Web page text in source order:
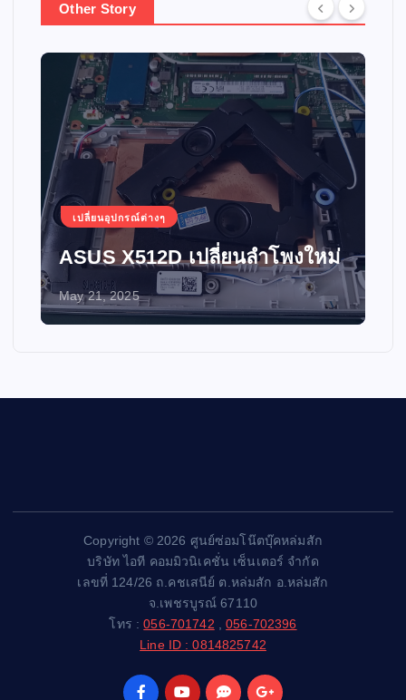
Other Story
เปลี่ยนอุปกรณ์ต่างๆ
ASUS X512D เปลี่ยนลำโพงใหม่
May 21, 2025
Copyright © 2026 ศูนย์ซ่อมโน๊ตบุ๊คหล่มสัก
บริษัท ไอที คอมมิวนิเคชั่น เซ็นเตอร์ จำกัด
เลขที่ 124/26 ถ.คชเสนีย์ ต.หล่มสัก อ.หล่มสัก
จ.เพชรบูรณ์ 67110
โทร :056-701742 ,056-702396
Line ID : 0814825742